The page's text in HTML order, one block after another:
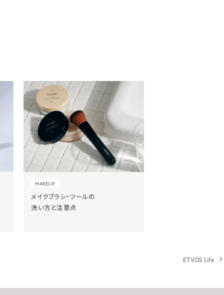
MAKEUP
メイクブラシ・ツールの
洗い方と注意点
ETVOS Life